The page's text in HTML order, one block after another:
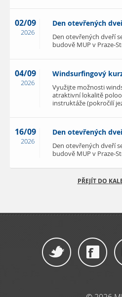
02/09
2026
Den otevřených
Den otevřených dveří
budově MUP v Praze-
04/09
2026
Windsurfingový
Využijte možnosti
atraktivní lokalitě
instruktáže (pokročilí
16/09
2026
Den otevřených
Den otevřených dveří
budově MUP v Praze-
PŘEJÍT DO